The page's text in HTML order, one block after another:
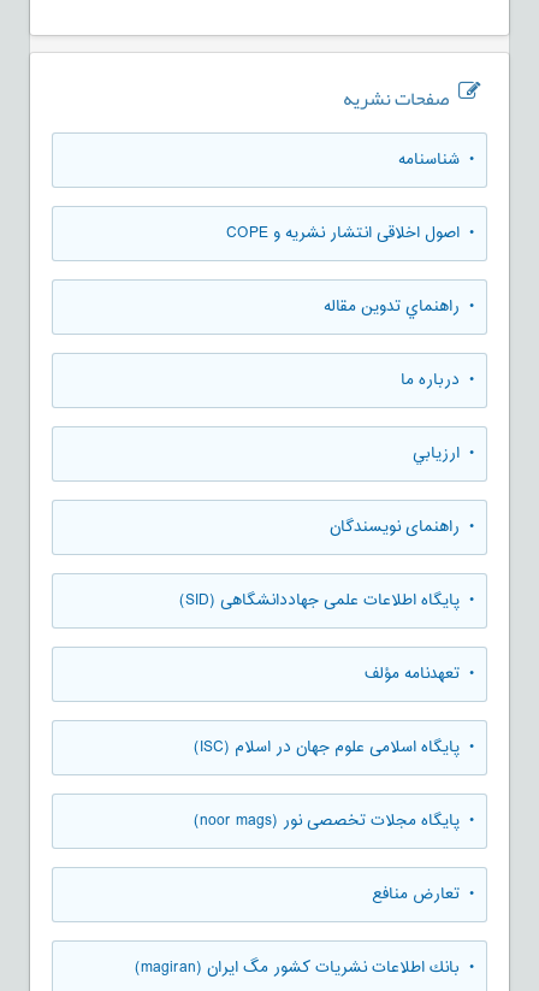
صفحات نشریه
• شناسنامه
• اصول اخلاقی انتشار نشریه و COPE
• راهنماي تدوين مقاله
• درباره ما
• ارزيابي
• راهنمای نویسندگان
• پایگاه اطلاعات علمی جهاددانشگاهی (SID)
• تعهدنامه مؤلف
• پایگاه اسلامی علوم جهان در اسلام (ISC)
• پایگاه مجلات تخصصی نور (noor mags)
• تعارض منافع
• بانك اطلاعات نشريات كشور مگ ايران (magiran)